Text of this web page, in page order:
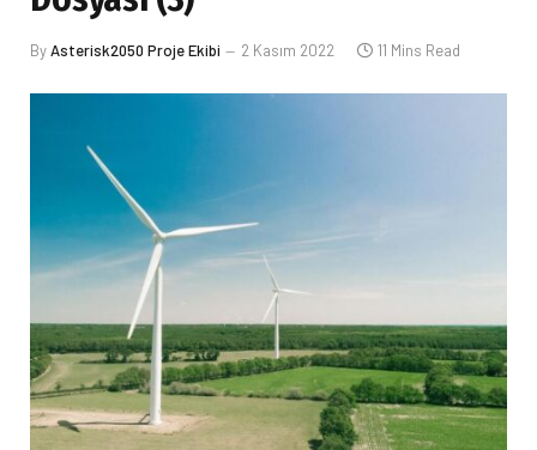
ByAsterisk2050 Proje Ekibi 2 Kasım 2022 11 Mins Read